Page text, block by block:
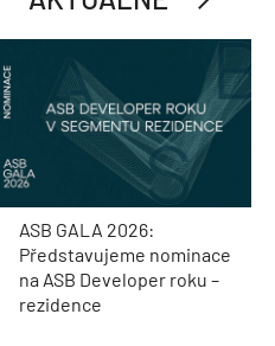
ASB GALA 2026:
Představujeme nominace
na ASB Developer roku –
rezidence